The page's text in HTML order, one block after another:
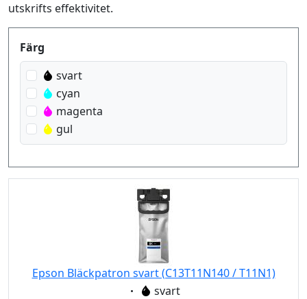
utskrifts effektivitet.
Produktfilter
Färg
svart
cyan
magenta
gul
Epson Bläckpatron svart (C13T11N140 / T11N1)
Eigenschaft:
svart